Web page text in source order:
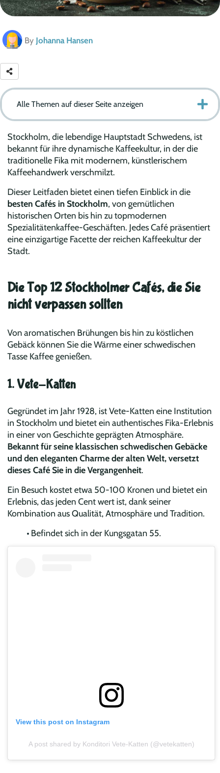
By Johanna Hansen
Alle Themen auf dieser Seite anzeigen
Stockholm, die lebendige Hauptstadt Schwedens, ist
bekannt für ihre dynamische Kaffeekultur, in der die
traditionelle Fika mit modernem, künstlerischem
Kaffeehandwerk verschmilzt.
Dieser Leitfaden bietet einen tiefen Einblick in die
besten Cafés in Stockholm, von gemütlichen
historischen Orten bis hin zu topmodernen
Spezialitätenkaffee-Geschäften. Jedes Café präsentiert
eine einzigartige Facette der reichen Kaffeekultur der
Stadt.
Die Top 12 Stockholmer Cafés, die Sie
nicht verpassen sollten
Von aromatischen Brühungen bis hin zu köstlichen
Gebäck können Sie die Wärme einer schwedischen
Tasse Kaffee genießen.
1. Vete-Katten
Gegründet im Jahr 1928, ist Vete-Katten eine Institution
in Stockholm und bietet ein authentisches Fika-Erlebnis
in einer von Geschichte geprägten Atmosphäre.
Bekannt für seine klassischen schwedischen Gebäcke
und den eleganten Charme der alten Welt, versetzt
dieses Café Sie in die Vergangenheit.
Ein Besuch kostet etwa 50-100 Kronen und bietet ein
Erlebnis, das jeden Cent wert ist, dank seiner
Kombination aus Qualität, Atmosphäre und Tradition.
Befindet sich in der Kungsgatan 55.
View this post on Instagram
A post shared by Konditori Vete-Katten (@vetekatten)